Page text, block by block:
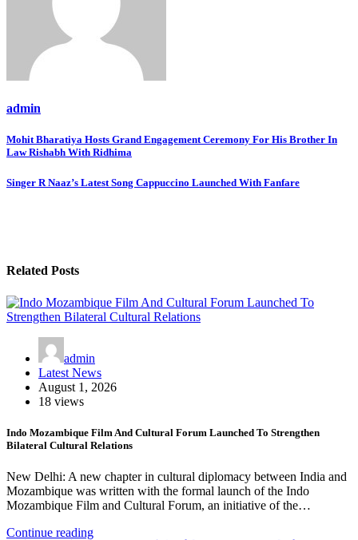
admin
Post
navigation
Mohit Bharatiya Hosts Grand Engagement Ceremony For His Brother In
Law Rishabh With Ridhima
Singer R Naaz’s Latest Song Cappuccino Launched With Fanfare
Related Posts
admin
Latest News
August 1, 2026
18 views
Indo Mozambique Film And Cultural Forum Launched To Strengthen
Bilateral Cultural Relations
New Delhi: A new chapter in cultural diplomacy between India and
Mozambique was written with the formal launch of the Indo
Mozambique Film and Cultural Forum, an initiative of the…
Continue reading